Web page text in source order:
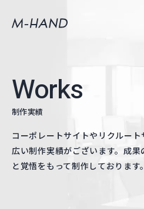
Works
制作実績
コーポレートサイトやリクルー
広い制作実績がございます。成
と覚悟をもって制作しております。